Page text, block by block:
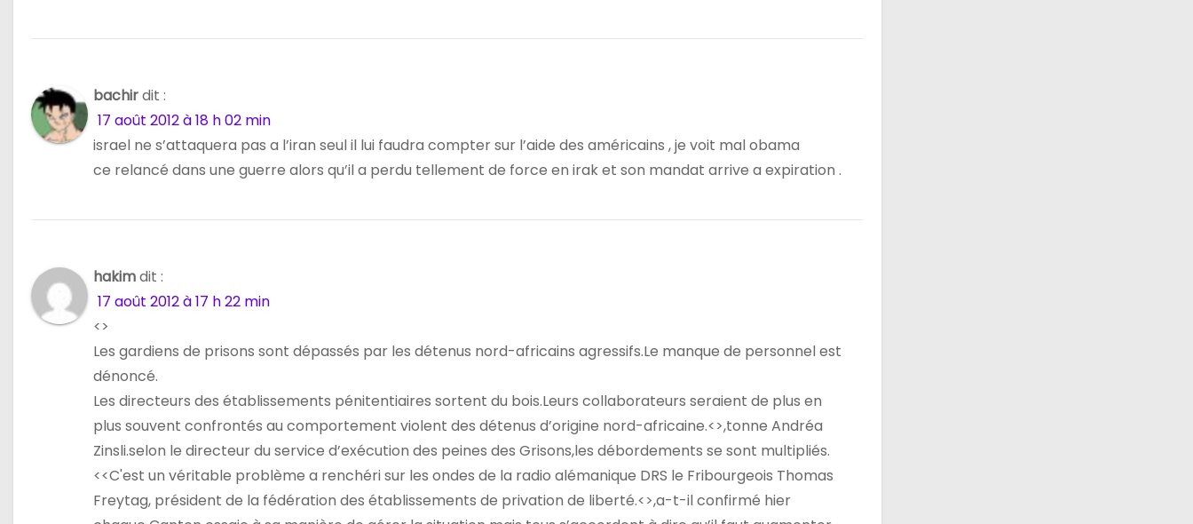
bachirdit :
17 août 2012 à 18 h 02 min
israel ne s’attaquera pas a l’iran seul il lui faudra compter sur l’aide des américains , je voit mal obama
ce relancé dans une guerre alors qu’il a perdu tellement de force en irak et son mandat arrive a expiration .
hakimdit :
17 août 2012 à 17 h 22 min
<>
Les gardiens de prisons sont dépassés par les détenus nord-africains agressifs.Le manque de personnel est
dénoncé.
Les directeurs des établissements pénitentiaires sortent du bois.Leurs collaborateurs seraient de plus en
plus souvent confrontés au comportement violent des détenus d’origine nord-africaine.<>,tonne Andréa
Zinsli.selon le directeur du service d’exécution des peines des Grisons,les débordements se sont multipliés.
<<C'est un véritable problème a renchéri sur les ondes de la radio alémanique DRS le Fribourgeois Thomas
Freytag, président de la fédération des établissements de privation de liberté.<>,a-t-il confirmé hier